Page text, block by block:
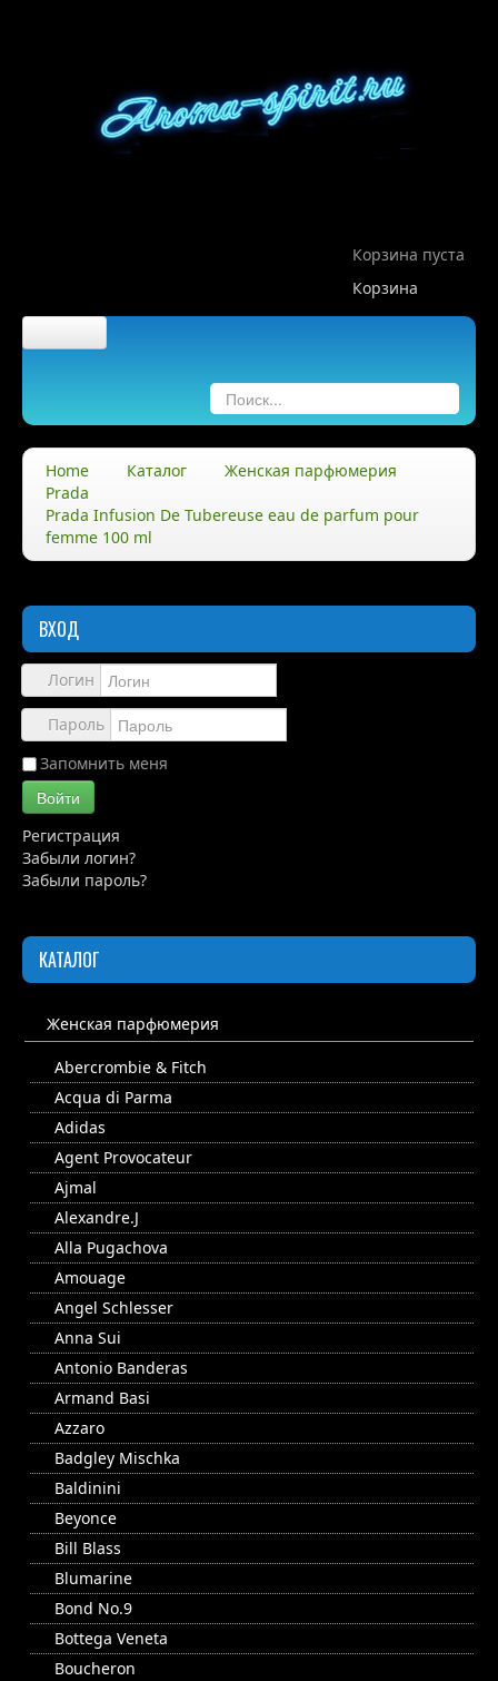
Корзина пуста
Корзина
О нас
Правила
Обзоры
Каталог
Контакты
Home Каталог
Женская парфюмерия
Prada
Prada Infusion De Tubereuse eau de parfum pour
femme 100 ml
ВХОД
Логин
Пароль
Запомнить меня
Войти
Регистрация
Забыли логин?
Забыли пароль?
КАТАЛОГ
Женская парфюмерия
Abercrombie & Fitch
Acqua di Parma
Adidas
Agent Provocateur
Ajmal
Alexandre.J
Alla Pugachova
Amouage
Angel Schlesser
Anna Sui
Antonio Banderas
Armand Basi
Azzaro
Badgley Mischka
Baldinini
Beyonce
Bill Blass
Blumarine
Bond No.9
Bottega Veneta
Boucheron